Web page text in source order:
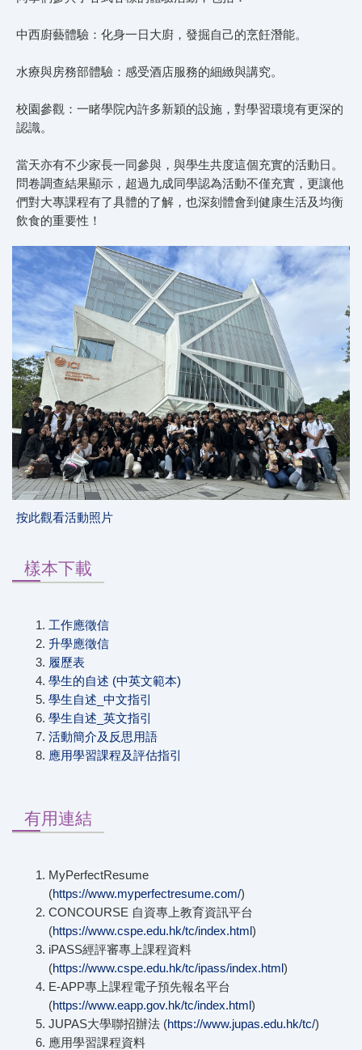
中西廚藝體驗：化身一日大廚，發掘自己的烹飪潛能。
水療與房務部體驗：感受酒店服務的細緻與講究。
校園參觀：一睹學院內許多新穎的設施，對學習環境有更深的
認識。
當天亦有不少家長一同參與，與學生共度這個充實的活動日。
問卷調查結果顯示，超過九成同學認為活動不僅充實，更讓他
們對大專課程有了具體的了解，也深刻體會到健康生活及均衡
飲食的重要性！
按此觀看活動照片
樣本下載
工作應徵信
升學應徵信
履歷表
學生的自述 (中英文範本)
學生自述_中文指引
學生自述_英文指引
活動簡介及反思用語
應用學習課程及評估指引
有用連結
MyPerfectResume
(https://www.myperfectresume.com/)
CONCOURSE 自資專上教育資訊平台
(https://www.cspe.edu.hk/tc/index.html)
iPASS經評審專上課程資料
(https://www.cspe.edu.hk/tc/ipass/index.html)
E-APP專上課程電子預先報名平台
(https://www.eapp.gov.hk/tc/index.html)
JUPAS大學聯招辦法 (https://www.jupas.edu.hk/tc/)
應用學習課程資料